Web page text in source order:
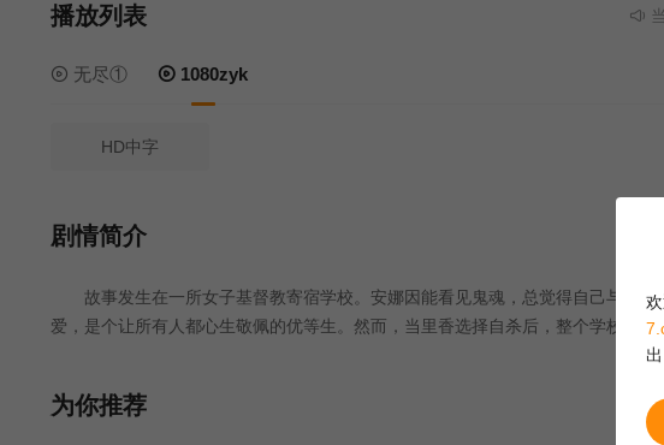
播放列表 当前资源
无尽① 1080zyk
HD中字
剧情简介
故事发生在一所女子基督教寄宿学校。安娜因能看见鬼魂，总觉得自己与周围
爱，是个让所有人都心生敬佩的优等生。然而，当里香选择自杀后，整个学校都
织始终难以接受这一失去，试图弄明白背后的缘由。安娜发现里香的日记后，开
为你推荐
出